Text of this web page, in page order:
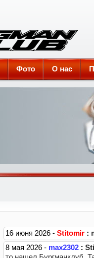
Фото О нас